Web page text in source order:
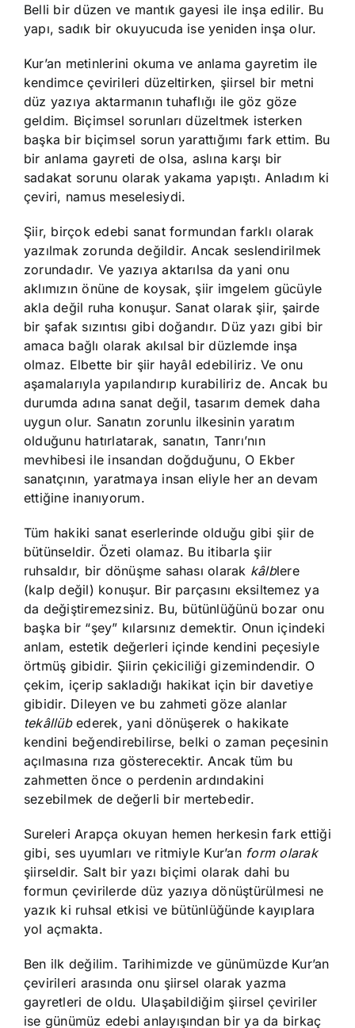
Belli bir düzen ve mantık gayesi ile inşa edilir. Bu
yapı, sadık bir okuyucuda ise yeniden inşa olur.
Kur’an metinlerini okuma ve anlama gayretim ile
kendimce çevirileri düzeltirken, şiirsel bir metni
düz yazıya aktarmanın tuhaflığı ile göz göze
geldim. Biçimsel sorunları düzeltmek isterken
başka bir biçimsel sorun yarattığımı fark ettim. Bu
bir anlama gayreti de olsa, aslına karşı bir
sadakat sorunu olarak yakama yapıştı. Anladım ki
çeviri, namus meselesiydi.
Şiir, birçok edebi sanat formundan farklı olarak
yazılmak zorunda değildir. Ancak seslendirilmek
zorundadır. Ve yazıya aktarılsa da yani onu
aklımızın önüne de koysak, şiir imgelem gücüyle
akla değil ruha konuşur. Sanat olarak şiir, şairde
bir şafak sızıntısı gibi doğandır. Düz yazı gibi bir
amaca bağlı olarak akılsal bir düzlemde inşa
olmaz. Elbette bir şiir hayâl edebiliriz. Ve onu
aşamalarıyla yapılandırıp kurabiliriz de. Ancak bu
durumda adına sanat değil, tasarım demek daha
uygun olur. Sanatın zorunlu ilkesinin yaratım
olduğunu hatırlatarak, sanatın, Tanrı’nın
mevhibesi ile insandan doğduğunu, O Ekber
sanatçının, yaratmaya insan eliyle her an devam
ettiğine inanıyorum.
Tüm hakiki sanat eserlerinde olduğu gibi şiir de
bütünseldir. Özeti olamaz. Bu itibarla şiir
ruhsaldır, bir dönüşme sahası olarak kâlblere
(kalp değil) konuşur. Bir parçasını eksiltemez ya
da değiştiremezsiniz. Bu, bütünlüğünü bozar onu
başka bir “şey” kılarsınız demektir. Onun içindeki
anlam, estetik değerleri içinde kendini peçesiyle
örtmüş gibidir. Şiirin çekiciliği gizemindendir. O
çekim, içerip sakladığı hakikat için bir davetiye
gibidir. Dileyen ve bu zahmeti göze alanlar
tekâllübederek, yani dönüşerek o hakikate
kendini beğendirebilirse, belki o zaman peçesinin
açılmasına rıza gösterecektir. Ancak tüm bu
zahmetten önce o perdenin ardındakini
sezebilmek de değerli bir mertebedir.
Sureleri Arapça okuyan hemen herkesin fark ettiği
gibi, ses uyumları ve ritmiyle Kur’an form olarak
şiirseldir. Salt bir yazı biçimi olarak dahi bu
formun çevirilerde düz yazıya dönüştürülmesi ne
yazık ki ruhsal etkisi ve bütünlüğünde kayıplara
yol açmakta.
Ben ilk değilim. Tarihimizde ve günümüzde Kur’an
çevirileri arasında onu şiirsel olarak yazma
gayretleri de oldu. Ulaşabildiğim şiirsel çeviriler
ise günümüz edebi anlayışından bir ya da birkaç